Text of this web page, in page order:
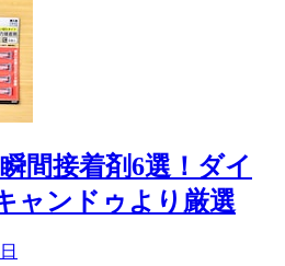
間接着剤6選！ダイ
ャンドゥより厳選